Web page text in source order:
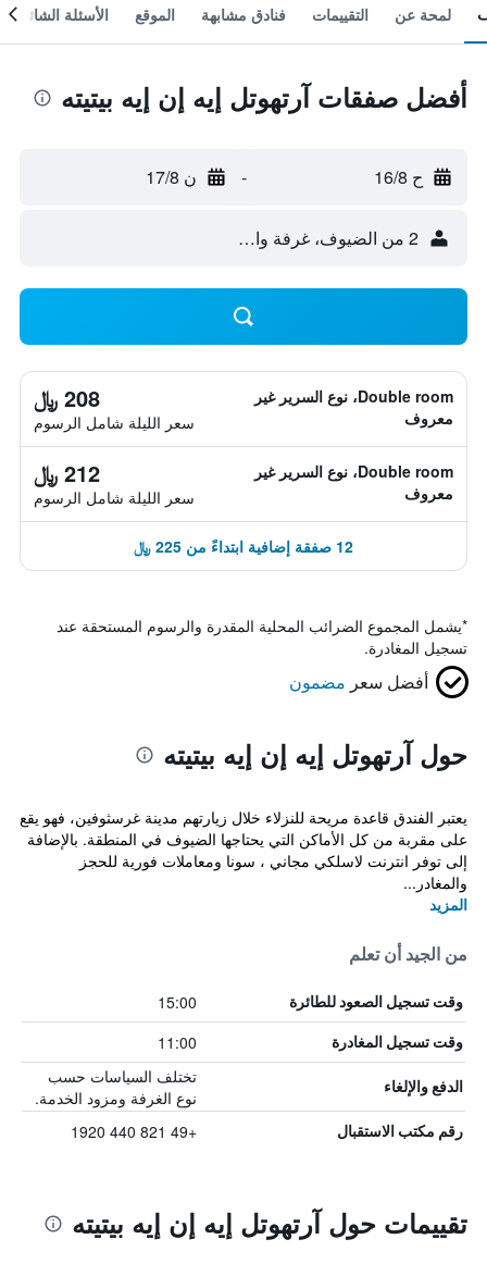
لمحة عن التقييمات فنادق مشابهة الموقع الأسئلة الشائعة
أفضل صفقات آرتهوتل إيه إن إيه بيتيته
ح 16/8 - ن 17/8
2 من الضيوف، غرفة واحدة
Double room، نوع السرير غير
معروف
208 ﷼
سعر الليلة شامل الرسوم
Double room، نوع السرير غير
معروف
212 ﷼
سعر الليلة شامل الرسوم
12 صفقة إضافية ابتداءً من 225 ﷼
*يشمل المجموع الضرائب المحلية المقدرة والرسوم المستحقة عند
تسجيل المغادرة.
أفضل سعر مضمون
حول آرتهوتل إيه إن إيه بيتيته
يعتبر الفندق قاعدة مريحة للنزلاء خلال زيارتهم مدينة غرسثوفين، فهو يقع
على مقربة من كل الأماكن التي يحتاجها الضيوف في المنطقة. بالإضافة
إلى توفر انترنت لاسلكي مجاني ، سونا ومعاملات فورية للحجز
والمغادر...
المزيد
من الجيد أن تعلم
وقت تسجيل الصعود للطائرة 15:00
وقت تسجيل المغادرة 11:00
الدفع والإلغاء
تختلف السياسات حسب
نوع الغرفة ومزود الخدمة.
رقم مكتب الاستقبال +49 821 440 1920
تقييمات حول آرتهوتل إيه إن إيه بيتيته